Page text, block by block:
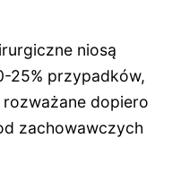
niosą
25% przypadków,
dopiero
zachowawczych